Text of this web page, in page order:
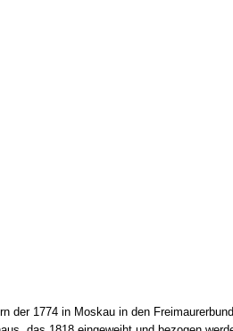
der 1774 in Moskau in den